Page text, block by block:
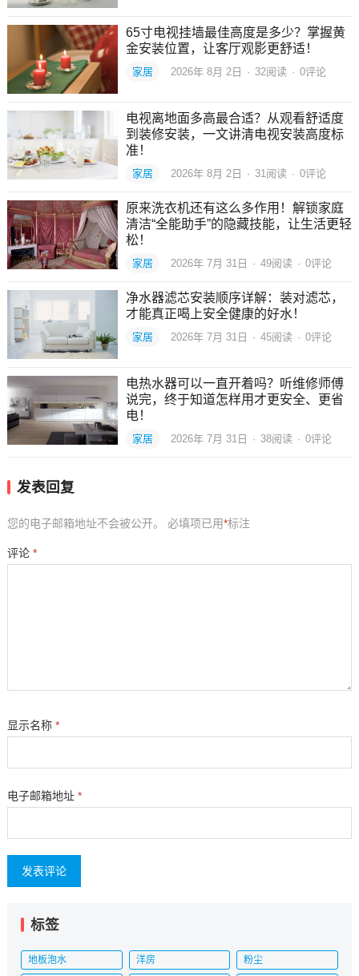
65寸电视挂墙最佳高度是多少？掌握黄
金安装位置，让客厅观影更舒适！
家居 2026年 8月 2日 · 32阅读 · 0评论
电视离地面多高最合适？从观看舒适度
到装修安装，一文讲清电视安装高度标
准！
家居 2026年 8月 2日 · 31阅读 · 0评论
原来洗衣机还有这么多作用！解锁家庭
清洁“全能助手”的隐藏技能，让生活更轻
松！
家居 2026年 7月 31日 · 49阅读 · 0评论
净水器滤芯安装顺序详解：装对滤芯，
才能真正喝上安全健康的好水！
家居 2026年 7月 31日 · 45阅读 · 0评论
电热水器可以一直开着吗？听维修师傅
说完，终于知道怎样用才更安全、更省
电！
家居 2026年 7月 31日 · 38阅读 · 0评论
发表回复
您的电子邮箱地址不会被公开。 必填项已用*标注
评论 *
显示名称 *
电子邮箱地址 *
标签
地板泡水 洋房 粉尘